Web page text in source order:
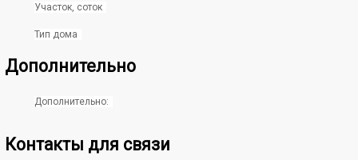
Участок, соток
Тип дома
Дополнительно
Дополнительно:
Контакты для связи